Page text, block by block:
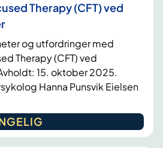
Therapy (CFT) ved
og utfordringer med
Therapy (CFT) ved
15. oktober 2025.
Hanna Punsvik Eielsen